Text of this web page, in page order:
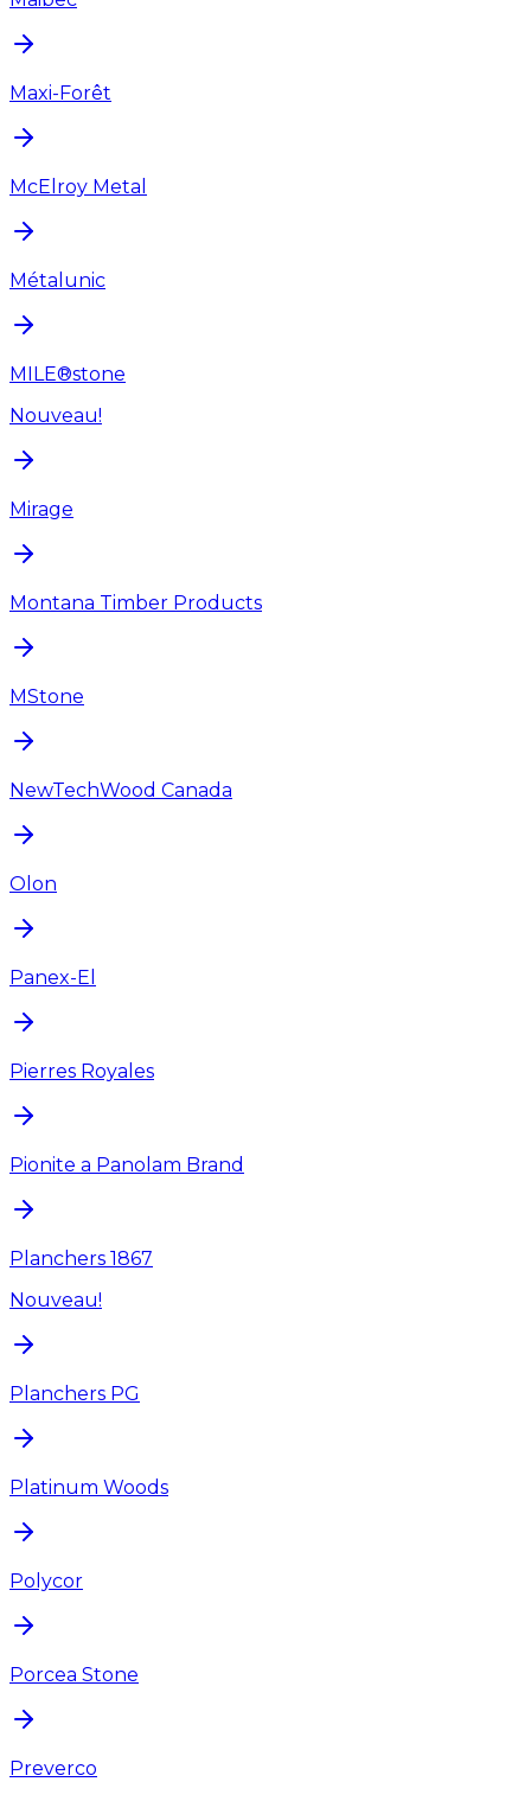
Maxi-Forêt
McElroy Metal
Métalunic
MILE®stone
Nouveau!
Mirage
Montana Timber Products
MStone
NewTechWood Canada
Olon
Panex-El
Pierres Royales
Pionite a Panolam Brand
Planchers 1867
Nouveau!
Planchers PG
Platinum Woods
Polycor
Porcea Stone
Preverco